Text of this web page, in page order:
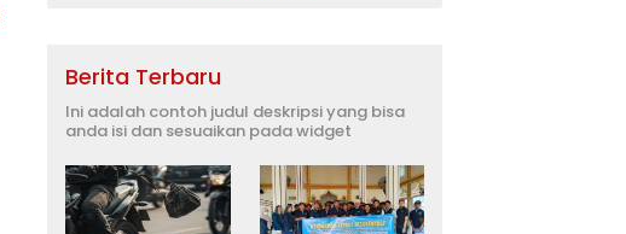
Berita Terbaru
Ini adalah contoh judul deskripsi yang bisa
anda isi dan sesuaikan pada widget